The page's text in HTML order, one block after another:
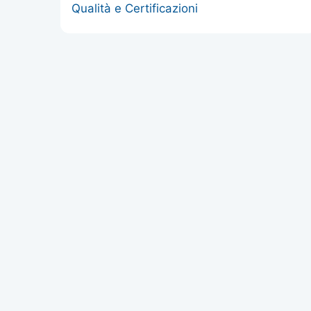
Qualità e Certificazioni